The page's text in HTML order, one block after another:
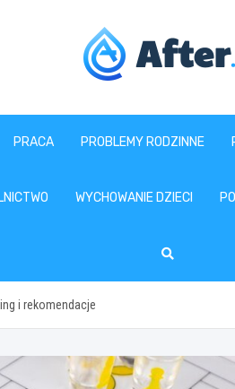
PRACA PROBLEMY RODZINNE
WYCHOWANIE DZIECI
i rekomendacje